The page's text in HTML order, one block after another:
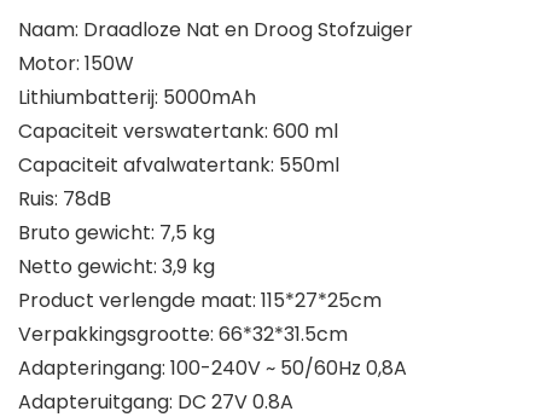
Naam: Draadloze Nat en Droog Stofzuiger
Motor: 150W
Lithiumbatterij: 5000mAh
Capaciteit verswatertank: 600 ml
Capaciteit afvalwatertank: 550ml
Ruis: 78dB
Bruto gewicht: 7,5 kg
Netto gewicht: 3,9 kg
Product verlengde maat: 115*27*25cm
Verpakkingsgrootte: 66*32*31.5cm
Adapteringang: 100-240V ~ 50/60Hz 0,8A
Adapteruitgang: DC 27V 0.8A